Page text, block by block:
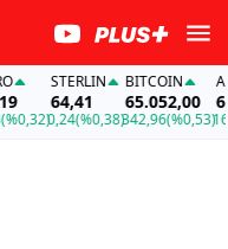
STERLIN
64,41
0,24(%0,38)
BITCOIN
65.052,00
342,96(%0,53)